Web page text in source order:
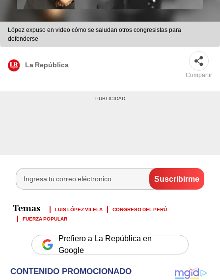
López expuso en video cómo se saludan otros congresistas para
defenderse
La República
Compartir
LUIS LÓPEZ VILELA
CONGRESO DEL PERÚ
FUERZA POPULAR
Prefiero a La República en
Google